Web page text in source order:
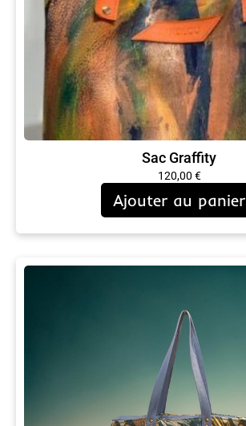
Sac Graffity
120,00 €
Ajouter au panier